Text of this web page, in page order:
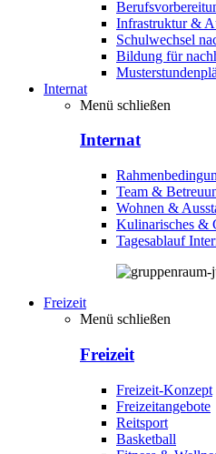
Infrastruktur &
Schulwechsel
Bildung für
Internat
Menü schließen
Internat
Team &
Wohnen &
Kulinarisches &
Tagesablauf
Freizeit
Menü schließen
Freizeit
Freizeit-Konzept
Freizeitangebote
Reitsport
Basketball